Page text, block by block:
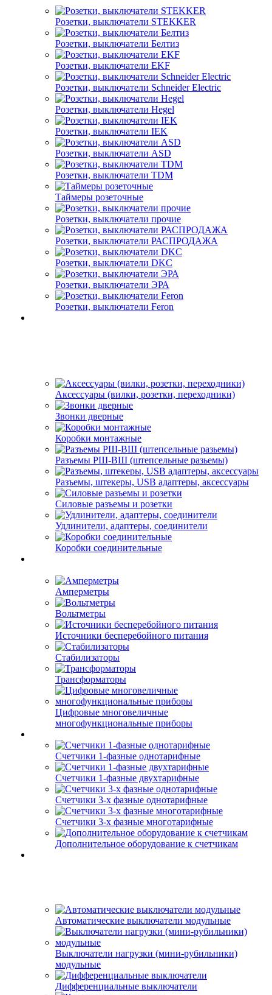
Розетки, выключатели STEKKER
Розетки, выключатели Белтиз
Розетки, выключатели EKF
Розетки, выключатели Schneider Electric
Розетки, выключатели Hegel
Розетки, выключатели IEK
Розетки, выключатели ASD
Розетки, выключатели TDM
Таймеры розеточные
Розетки, выключатели прочие
Розетки, выключатели РАСПРОДАЖА
Розетки, выключатели DKC
Розетки, выключатели ЭРА
Розетки, выключатели Feron
Аксессуары (вилки, розетки, переходники)
Звонки дверные
Коробки монтажные
Разъемы РШ-ВШ (штепсельные разьемы)
Разъемы, штекеры, USB адаптеры, аксессуары
Силовые разъемы и розетки
Удлинители, адаптеры, соединители
Коробки соединительные
Амперметры
Вольтметры
Источники бесперебойного питания
Стабилизаторы
Трансформаторы
Цифровые многовеличные
многофункциональные приборы
Счетчики 1-фазные однотарифные
Счетчики 1-фазные двухтарифные
Счетчики 3-х фазные однотарифные
Счетчики 3-х фазные многотарифные
Дополнительное оборудование к счетчикам
Автоматические выключатели модульные
Выключатели нагрузки (мини-рубильники)
модульные
Дифференциальные выключатели